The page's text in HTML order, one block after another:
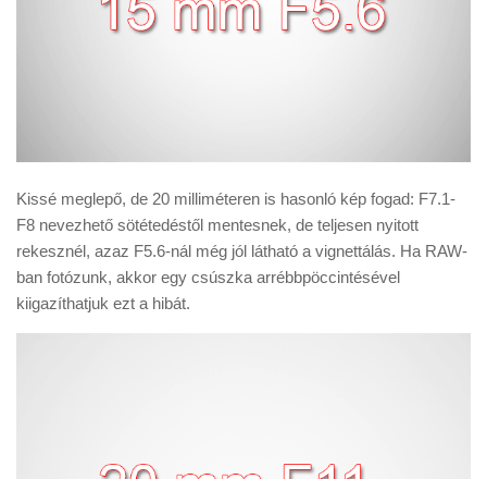
Kissé meglepő, de 20 milliméteren is hasonló kép fogad: F7.1-
F8 nevezhető sötétedéstől mentesnek, de teljesen nyitott
rekesznél, azaz F5.6-nál még jól látható a vignettálás. Ha RAW-
ban fotózunk, akkor egy csúszka arrébbpöccintésével
kiigazíthatjuk ezt a hibát.